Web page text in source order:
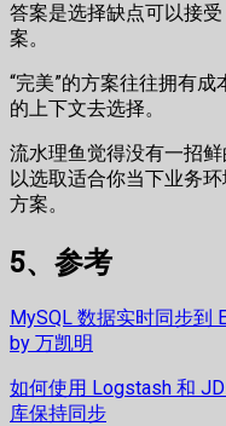
答案是选择缺点可以接
案。
“完美”的方案往往拥有
的上下文去选择。
流水理鱼觉得没有一招
以选取适合你当下业务
方案。
5、参考
MySQL 数据实时同步到
by 万凯明
如何使用 Logstash 和
库保持同步